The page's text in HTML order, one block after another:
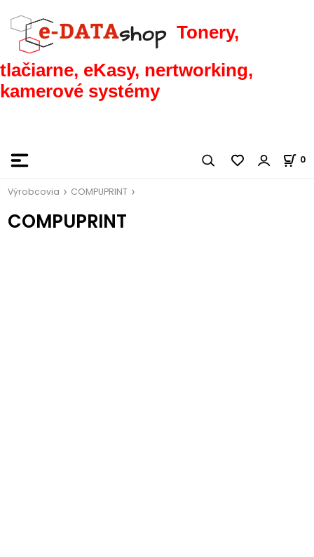
Tonery,
tlačiarne, eKasy, nertworking,
kamerové systémy
0
Výrobcovia COMPUPRINT
COMPUPRINT